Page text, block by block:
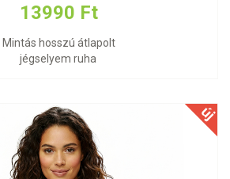
13990 Ft
Mintás hosszú átlapolt
jégselyem ruha